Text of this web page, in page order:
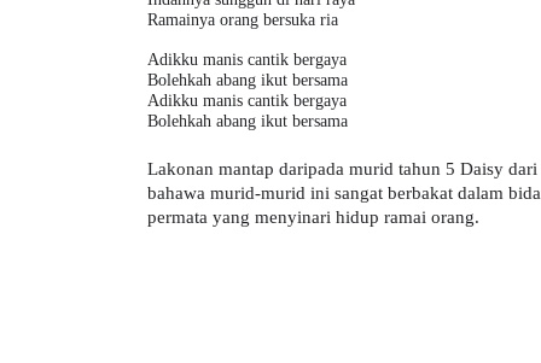
Ramainya orang bersuka ria
Adikku manis cantik bergaya
Bolehkah abang ikut bersama
Adikku manis cantik bergaya
Bolehkah abang ikut bersama
Lakonan mantap daripada murid tahun 5 Daisy
bahawa murid-murid ini sangat berbakat dalam
permata yang menyinari hidup ramai orang.